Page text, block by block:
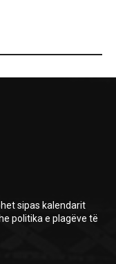
sipas kalendarit
politika e plagëve të